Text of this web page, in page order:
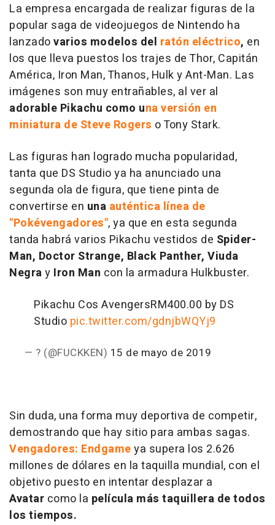
La empresa encargada de realizar figuras de la
popular saga de videojuegos de Nintendo ha
lanzadovarios modelos del ratón eléctrico, en
los que lleva puestos los trajes de Thor, Capitán
América, Iron Man, Thanos, Hulk y Ant-Man. Las
imágenes son muy entrañables, al ver al
adorable Pikachu como una versión en
miniatura de Steve Rogers o Tony Stark.
Las figuras han logrado mucha popularidad,
tanta que DS Studio ya ha anunciado una
segunda ola de figura, que tiene pinta de
convertirse en una auténtica línea de
"Pokévengadores", ya que en esta segunda
tanda habrá varios Pikachu vestidos de Spider-
Man, Doctor Strange, Black Panther, Viuda
Negray Iron Man con la armadura Hulkbuster.
Pikachu Cos AvengersRM400.00 by DS
Studio pic.twitter.com/gdnjbWQYj9
— ? (@FUCKKEN) 15 de mayo de 2019
Sin duda, una forma muy deportiva de competir,
demostrando que hay sitio para ambas sagas.
Vengadores: Endgameya supera los 2.626
millones de dólares en la taquilla mundial, con el
objetivo puesto en intentar desplazar a
Avatar como la película más taquillera de todos
los tiempos.